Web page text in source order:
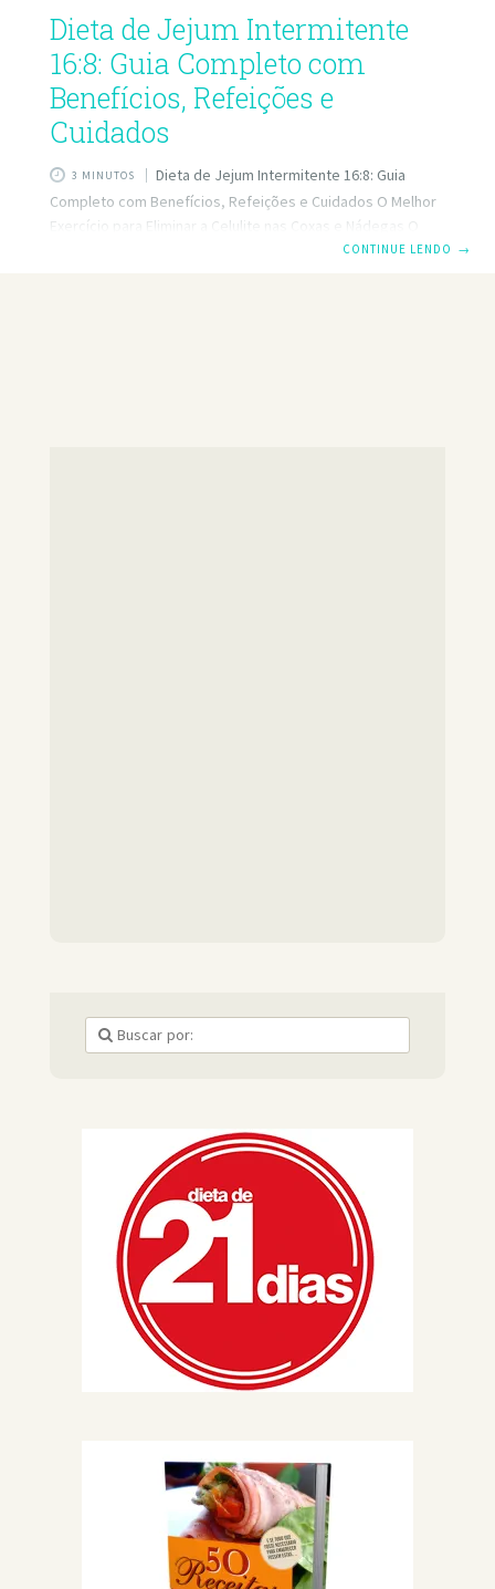
Dieta de Jejum Intermitente
16:8: Guia Completo com
Benefícios, Refeições e
Cuidados
3 MINUTOS
Dieta de Jejum Intermitente 16:8: Guia
Completo com Benefícios, Refeições e Cuidados O Melhor
Exercício para Eliminar a Celulite nas Coxas e Nádegas O
jejum intermitente 16:8 é uma das formas mais populares
CONTINUE LENDO →